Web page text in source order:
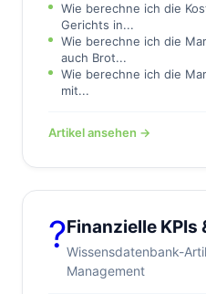
Wie berechne ich die
Gerichts in...
Wie berechne ich die
auch Brot...
Wie berechne ich die
mit...
Artikel ansehen →
?Finanzielle KPIs
Wissensdatenbank-
Management